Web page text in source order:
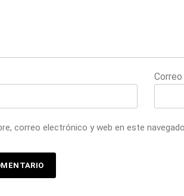
correo electrónico y web en este